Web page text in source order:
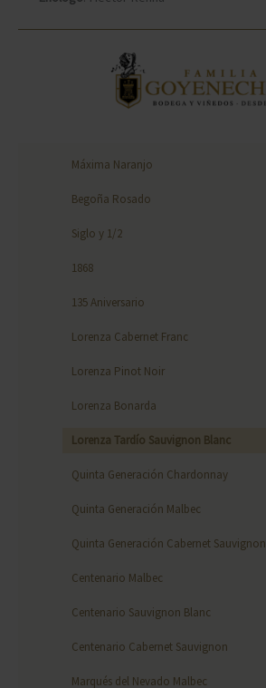
Máxima Naranjo
Begoña Rosado
Siglo y 1/2
1868
135 Aniversario
Lorenza Cabernet Franc
Lorenza Pinot Noir
Lorenza Bonarda
Lorenza Tardío Sauvignon Blanc
Quinta Generación Chardonnay
Quinta Generación Malbec
Quinta Generación Cabernet Sauvignon
Centenario Malbec
Centenario Sauvignon Blanc
Centenario Cabernet Sauvignon
Marqués del Nevado Malbec